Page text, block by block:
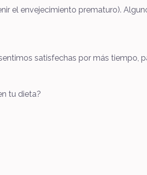
el envejecimiento prematuro).
satisfechas por más tiempo,
tu dieta?